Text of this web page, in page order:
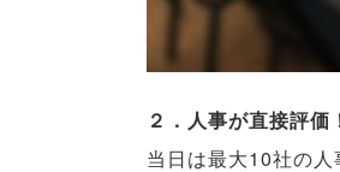
２．人事が直接評
当日は最大10社の人